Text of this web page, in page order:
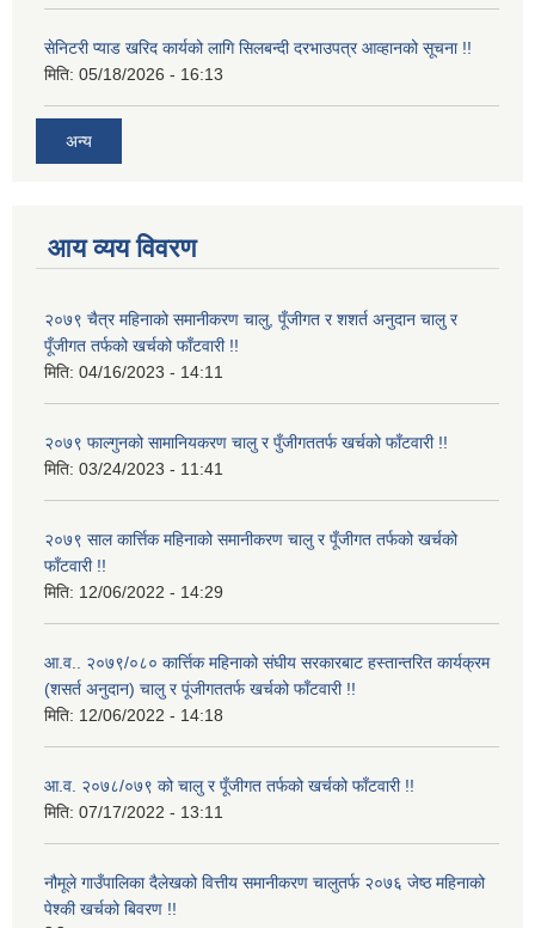
सेनिटरी प्याड खरिद कार्यको लागि सिलबन्दी दरभाउपत्र आव्हानको सूचना !!
मिति: 05/18/2026 - 16:13
अन्य
आय व्यय विवरण
२०७९ चैत्र महिनाको समानीकरण चालु, पूँजीगत र शशर्त अनुदान चालु र
पूँजीगत तर्फको खर्चको फाँटवारी !!
मिति: 04/16/2023 - 14:11
२०७९ फाल्गुनको सामानियकरण चालु र पुँजीगततर्फ खर्चको फाँटवारी !!
मिति: 03/24/2023 - 11:41
२०७९ साल कार्त्तिक महिनाको समानीकरण चालु र पूँजीगत तर्फको खर्चको
फाँटवारी !!
मिति: 12/06/2022 - 14:29
आ.व.. २०७९/०८० कार्त्तिक महिनाको संघीय सरकारबाट हस्तान्तरित कार्यक्रम
(शसर्त अनुदान) चालु र पूंजीगततर्फ खर्चको फाँटवारी !!
मिति: 12/06/2022 - 14:18
आ.व. २०७८/०७९ को चालु र पूँजीगत तर्फको खर्चको फाँटवारी !!
मिति: 07/17/2022 - 13:11
नौमूले गाउँपालिका दैलेखको वित्तीय समानीकरण चालुतर्फ २०७६ जेष्ठ महिनाको
पेश्की खर्चको बिवरण !!